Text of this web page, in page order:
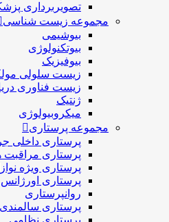
تصویربرداری
مجموعه زیست شناسی
بیوشیمی
بیوتکنولوژی
بیوفیزیک
زیست سلولی
زیست فناوری
ژنتیک
میکروبیولوژی
مجموعه پرستاری
پرستاری داخلی
پرستاری مراقبت
پرستاری ويژه
پرستاری اورژانس
روانپرستاری
پرستاری سالمندی
پرستاری نظامی